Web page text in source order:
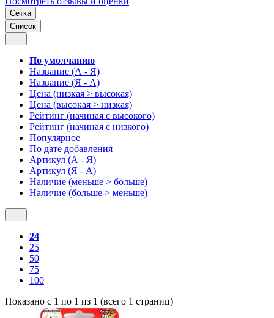
Сетка
Список
По умолчанию
Название (А - Я)
Название (Я - А)
Цена (низкая > высокая)
Цена (высокая > низкая)
Рейтинг (начиная с высокого)
Рейтинг (начиная с низкого)
Популярное
По дате добавления
Артикул (А - Я)
Артикул (Я - А)
Наличие (меньше > больше)
Наличие (больше > меньше)
24
25
50
75
100
Показано с 1 по 1 из 1 (всего 1 страниц)